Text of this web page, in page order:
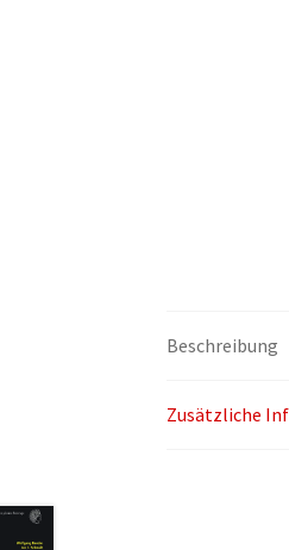
Beschreibung
Zusätzliche